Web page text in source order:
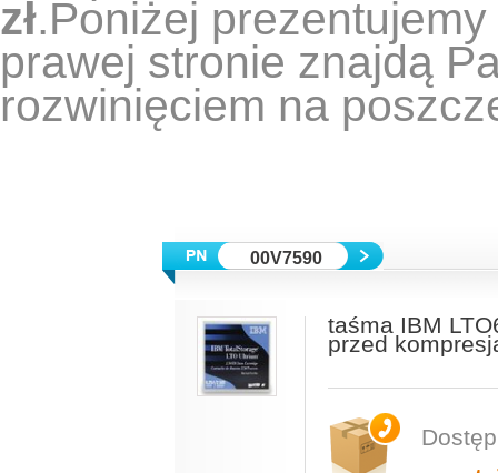
zł.Poniżej
prawej stronie znajdą
rozwinięciem na
00V7590
taśma IBM
przed